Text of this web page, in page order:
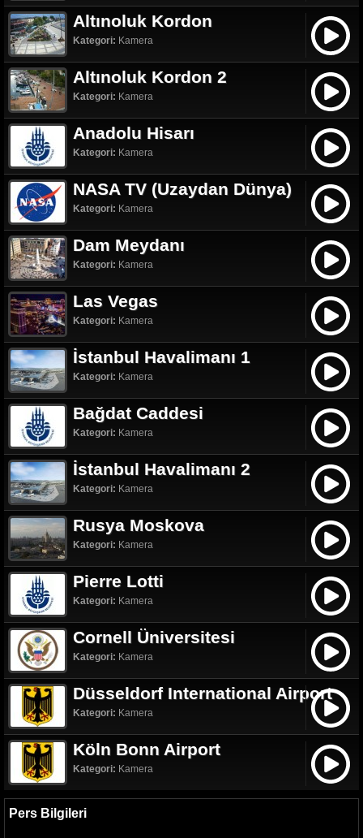
Altınoluk Kordon
Kategori: Kamera
Altınoluk Kordon 2
Kategori: Kamera
Anadolu Hisarı
Kategori: Kamera
NASA TV (Uzaydan Dünya)
Kategori: Kamera
Dam Meydanı
Kategori: Kamera
Las Vegas
Kategori: Kamera
İstanbul Havalimanı 1
Kategori: Kamera
Bağdat Caddesi
Kategori: Kamera
İstanbul Havalimanı 2
Kategori: Kamera
Rusya Moskova
Kategori: Kamera
Pierre Lotti
Kategori: Kamera
Cornell Üniversitesi
Kategori: Kamera
Düsseldorf International Airport
Kategori: Kamera
Köln Bonn Airport
Kategori: Kamera
Pers Bilgileri